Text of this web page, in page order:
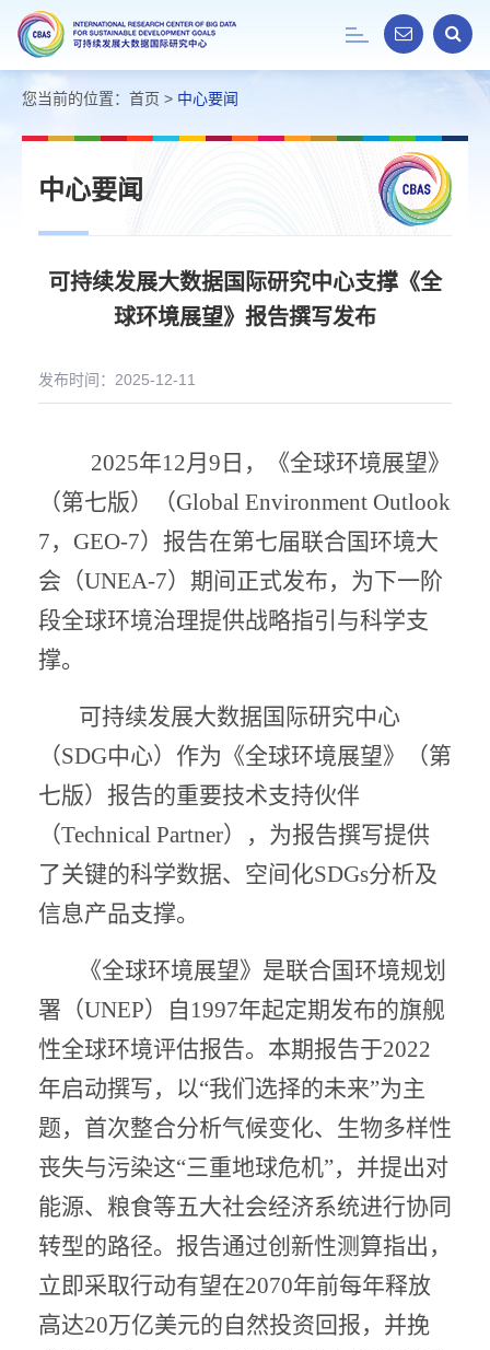
Toggle
navigation
您当前的位置： 首页 > 中心要闻
中心要闻
可持续发展大数据国际研究中心支撑《全
球环境展望》报告撰写发布
发布时间：2025-12-11
2025年12月9日，《全球环境展望》
（第七版）（Global Environment Outlook
7，GEO-7）报告在第七届联合国环境大
会（UNEA-7）期间正式发布，为下一阶
段全球环境治理提供战略指引与科学支
撑。
可持续发展大数据国际研究中心
（SDG中心）作为《全球环境展望》（第
七版）报告的重要技术支持伙伴
（Technical Partner），为报告撰写提供
了关键的科学数据、空间化SDGs分析及
信息产品支撑。
《全球环境展望》是联合国环境规划
署（UNEP）自1997年起定期发布的旗舰
性全球环境评估报告。本期报告于2022
年启动撰写，以“我们选择的未来”为主
题，首次整合分析气候变化、生物多样性
丧失与污染这“三重地球危机”，并提出对
能源、粮食等五大社会经济系统进行协同
转型的路径。报告通过创新性测算指出，
立即采取行动有望在2070年前每年释放
高达20万亿美元的自然投资回报，并挽